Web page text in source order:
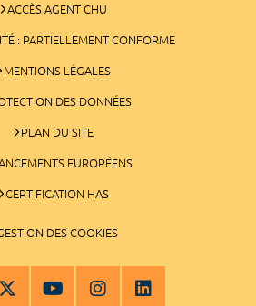
ACCÈS AGENT CHU
: PARTIELLEMENT CONFORME
MENTIONS LÉGALES
DES DONNÉES
PLAN DU SITE
EUROPÉENS
CERTIFICATION HAS
DES COOKIES